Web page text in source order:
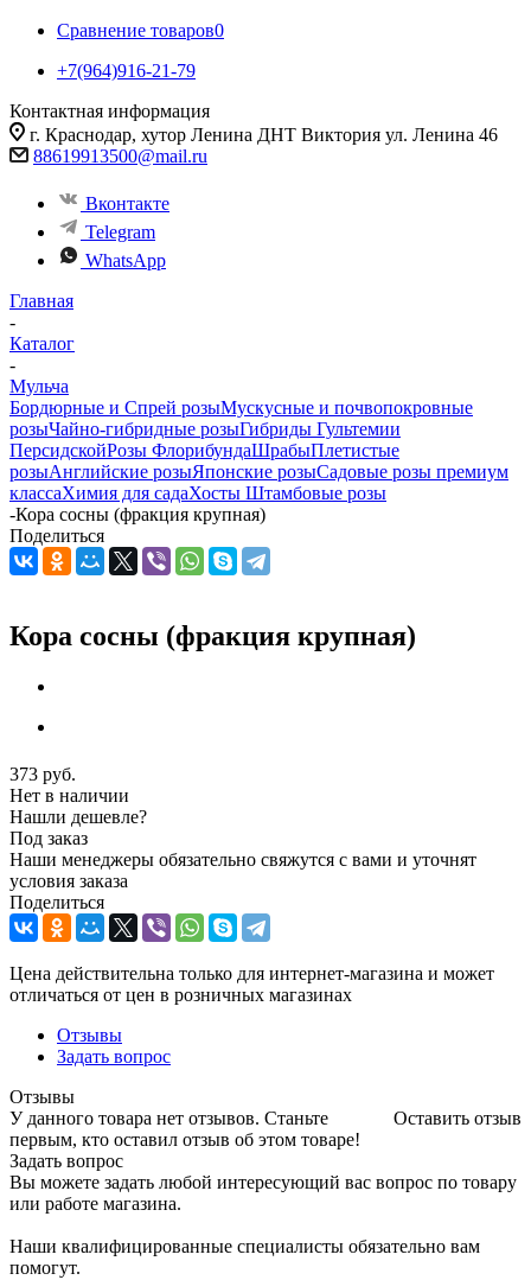
Сравнение товаров0
+7(964)916-21-79
Контактная информация
г. Краснодар, хутор Ленина ДНТ Виктория ул. Ленина 46
88619913500@mail.ru
Вконтакте
Telegram
WhatsApp
Главная
-
Каталог
-
Мульча
Бордюрные и Спрей розыМускусные и почвопокровные
розыЧайно-гибридные розыГибриды Гультемии
ПерсидскойРозы ФлорибундаШрабыПлетистые
розыАнглийские розыЯпонские розыСадовые розы премиум
классаХимия для садаХосты Штамбовые розы
-Кора сосны (фракция крупная)
Поделиться
Кора сосны (фракция крупная)
373 руб.
Нет в наличии
Нашли дешевле?
Под заказ
Наши менеджеры обязательно свяжутся с вами и уточнят
условия заказа
Поделиться
Цена действительна только для интернет-магазина и может
отличаться от цен в розничных магазинах
Отзывы
Задать вопрос
Отзывы
Оставить отзыв
У данного товара нет отзывов. Станьте
первым, кто оставил отзыв об этом товаре!
Задать вопрос
Вы можете задать любой интересующий вас вопрос по товару
или работе магазина.
Наши квалифицированные специалисты обязательно вам
помогут.